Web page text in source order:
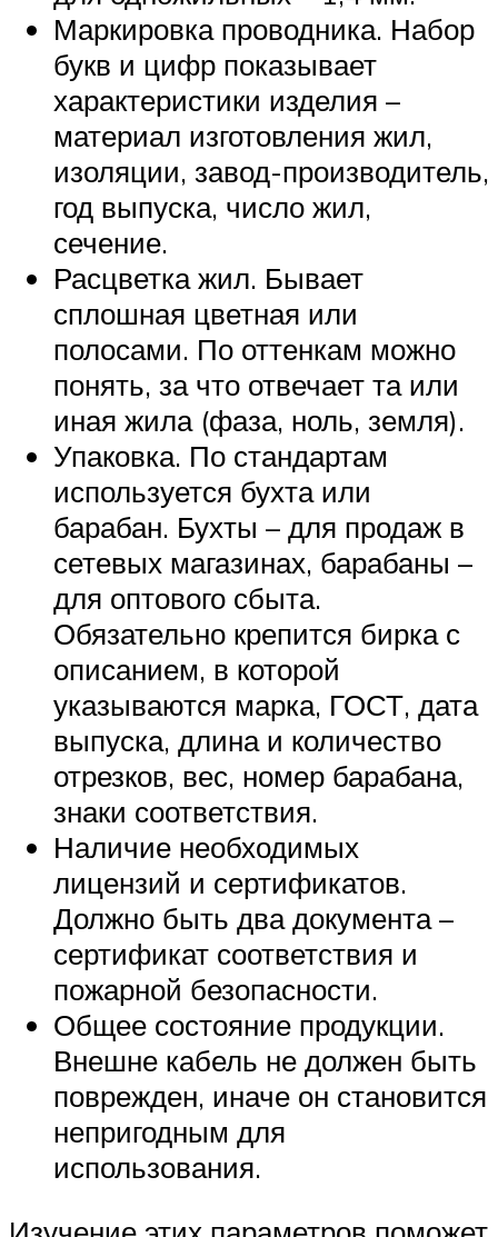
Маркировка проводника. Набор
букв и цифр показывает
характеристики изделия –
материал изготовления жил,
изоляции, завод-производитель,
год выпуска, число жил,
сечение.
Расцветка жил. Бывает
сплошная цветная или
полосами. По оттенкам можно
понять, за что отвечает та или
иная жила (фаза, ноль, земля).
Упаковка. По стандартам
используется бухта или
барабан. Бухты – для продаж в
сетевых магазинах, барабаны –
для оптового сбыта.
Обязательно крепится бирка с
описанием, в которой
указываются марка, ГОСТ, дата
выпуска, длина и количество
отрезков, вес, номер барабана,
знаки соответствия.
Наличие необходимых
лицензий и сертификатов.
Должно быть два документа –
сертификат соответствия и
пожарной безопасности.
Общее состояние продукции.
Внешне кабель не должен быть
поврежден, иначе он становится
непригодным для
использования.